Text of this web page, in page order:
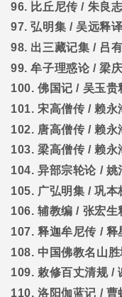
96. 比丘尼传 / 朱良
97.弘明集 /吴远释译
98. 出三藏记集 / 吕
99.牟子理惑论/梁
100. 佛国记 / 吴玉贵
101. 宋高僧传 / 赖永
102. 唐高僧传 / 赖永
103. 梁高僧传 / 赖永
104. 异部宗轮论 / 姚
105. 广弘明集 /巩本
106. 辅教编 / 张宏生
107. 释迦牟尼传 / 释
108. 中国佛教名山
109. 敕修百丈清规/
110. 洛阳伽蓝记 / 曹